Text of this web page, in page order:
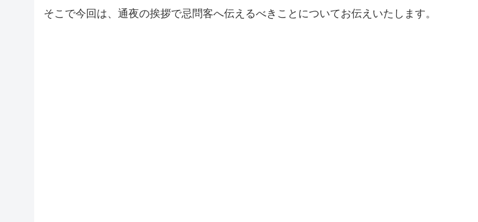
そこで今回は、通夜の挨拶で忌問客へ伝えるべきことについてお伝えいたします。